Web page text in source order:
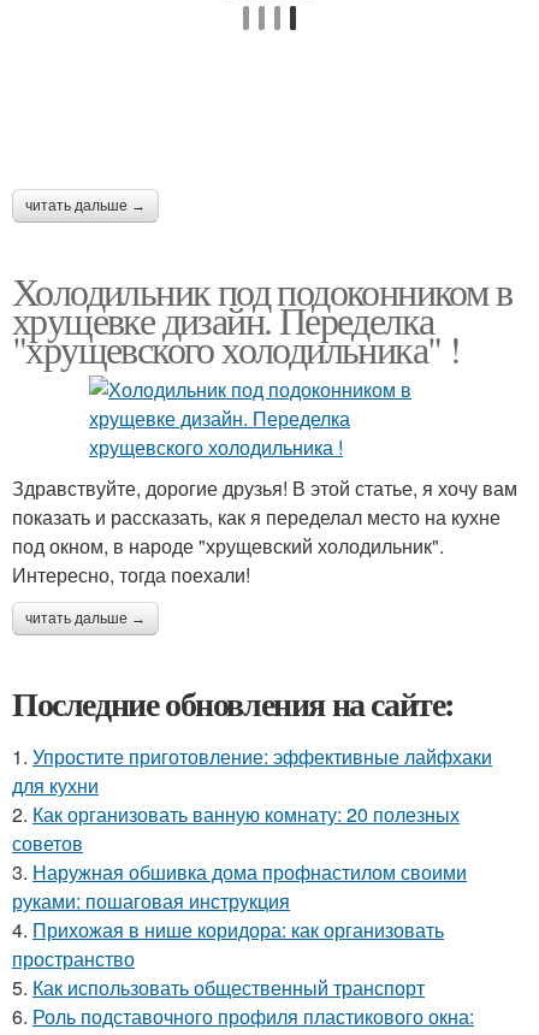
читать дальше →
Холодильник под подоконником в
хрущевке дизайн. Переделка
"хрущевского холодильника" !
Здравствуйте, дорогие друзья! В этой статье, я хочу вам
показать и рассказать, как я переделал место на кухне
под окном, в народе "хрущевский холодильник".
Интересно, тогда поехали!
читать дальше →
Последние обновления на сайте:
1. Упростите приготовление: эффективные лайфхаки
для кухни
2. Как организовать ванную комнату: 20 полезных
советов
3. Наружная обшивка дома профнастилом своими
руками: пошаговая инструкция
4. Прихожая в нише коридора: как организовать
пространство
5. Как использовать общественный транспорт
6. Роль подставочного профиля пластикового окна: